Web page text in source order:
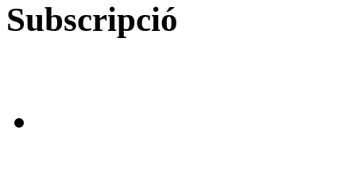
Subscripció